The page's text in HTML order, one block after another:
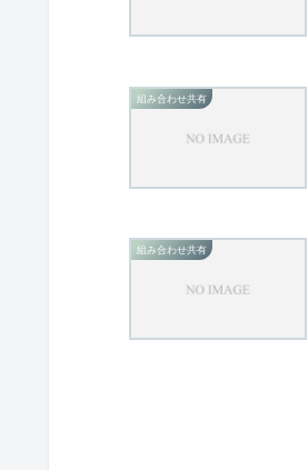
組み合わせ共有
組み合わせ共有